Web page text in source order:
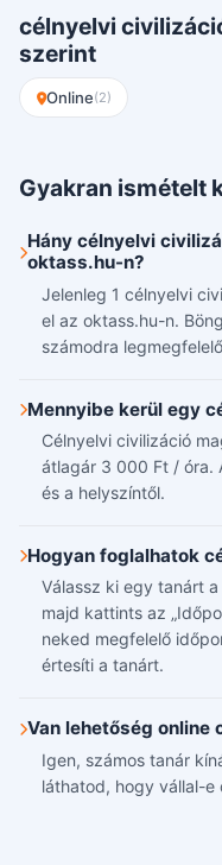
célnyelvi
szerint
Online(2)
Gyakran ismételt
Hány célnyelvi
oktass.hu-n?
Jelenleg 1 célnyelvi
el az oktass.hu-n.
számodra
Mennyibe kerül egy
Célnyelvi civilizáció
átlagár 3 000 Ft / óra.
és a helyszíntől.
Hogyan foglalhatok
Válassz ki egy tanárt
majd kattints az
neked megfelelő
értesíti a tanárt.
Van lehetőség
Igen, számos tanár
láthatod, hogy vállal-e